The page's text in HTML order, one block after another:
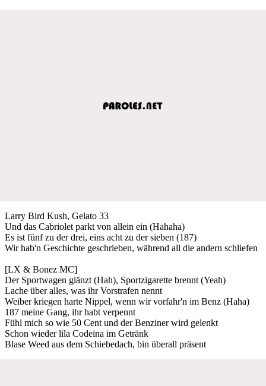
Larry Bird Kush, Gelato 33
Und das Cabriolet parkt von allein ein (Hahaha)
Es ist fünf zu der drei, eins acht zu der sieben (187)
Wir hab'n Geschichte geschrieben, während all die andern schliefen
[LX & Bonez MC]
Der Sportwagen glänzt (Hah), Sportzigarette brennt (Yeah)
Lache über alles, was ihr Vorstrafen nennt
Weiber kriegen harte Nippel, wenn wir vorfahr'n im Benz (Haha)
187 meine Gang, ihr habt verpennt
Fühl mich so wie 50 Cent und der Benziner wird gelenkt
Schon wieder lila Codeina im Getränk
Blase Weed aus dem Schiebedach, bin überall präsent